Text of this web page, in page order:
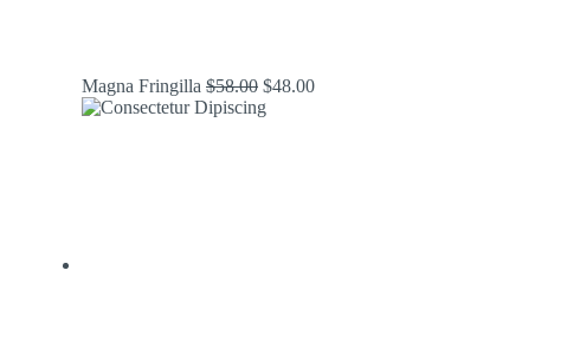
Magna Fringilla$58.00 Original
price
$48.00Current